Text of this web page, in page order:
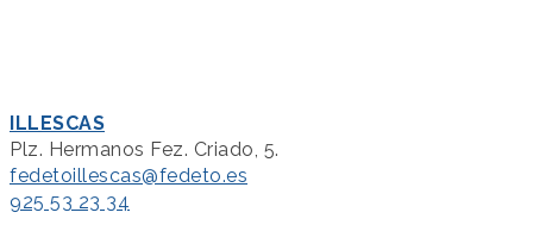
ILLESCAS
Plz. Hermanos Fez. Criado, 5.
fedetoillescas@fedeto.es
925 53 23 34